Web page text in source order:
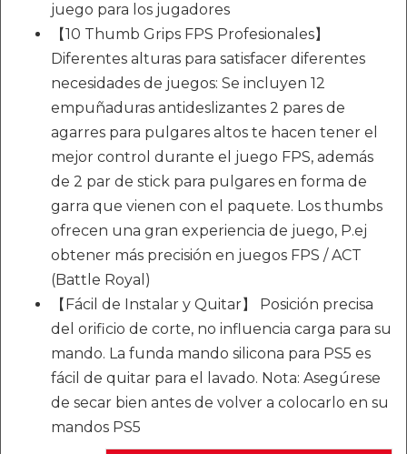
juego para los jugadores
【10 Thumb Grips FPS Profesionales】
Diferentes alturas para satisfacer diferentes
necesidades de juegos: Se incluyen 12
empuñaduras antideslizantes 2 pares de
agarres para pulgares altos te hacen tener el
mejor control durante el juego FPS, además
de 2 par de stick para pulgares en forma de
garra que vienen con el paquete. Los thumbs
ofrecen una gran experiencia de juego, P.ej
obtener más precisión en juegos FPS / ACT
(Battle Royal)
【Fácil de Instalar y Quitar】 Posición precisa
del orificio de corte, no influencia carga para su
mando. La funda mando silicona para PS5 es
fácil de quitar para el lavado. Nota: Asegúrese
de secar bien antes de volver a colocarlo en su
mandos PS5